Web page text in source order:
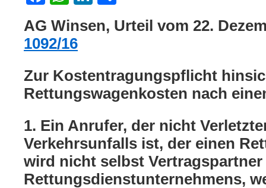
AG Winsen, Urteil vom 22.
1092/16
Zur Kostentragungspflicht
Rettungswagenkosten nach
1. Ein Anrufer, der nicht
Verkehrsunfalls ist, der einen
wird nicht selbst Vertragspartner
Rettungsdienstunternehmens,